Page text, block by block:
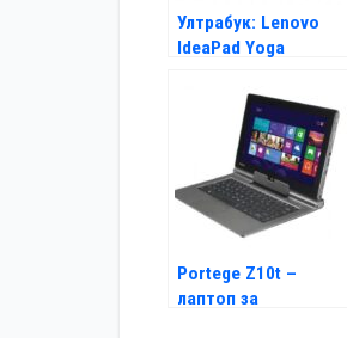
Ултрабук: Lenovo
IdeaPad Yoga
Portege Z10t –
лаптоп за